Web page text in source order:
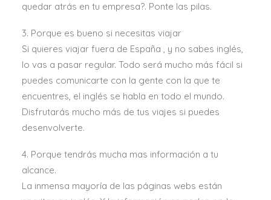
quedar atrás en tu empresa?. Ponte las pilas.
3. Porque es bueno si necesitas viajar
Si quieres viajar fuera de España , y no sabes inglés,
lo vas a pasar regular. Todo será mucho más fácil si
puedes comunicarte con la gente con la que te
encuentres, el inglés se habla en todo el mundo.
Disfrutarás mucho más de tus viajes si puedes
desenvolverte.
4. Porque tendrás mucha mas información a tu
alcance.
La inmensa mayoría de las páginas webs están